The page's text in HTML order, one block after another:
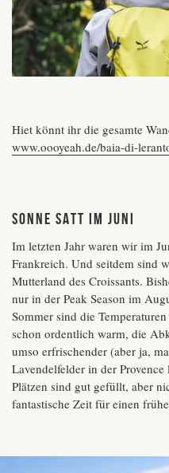
Hiet könnt ihr die gesamte
www.oooyeah.de/baia-di-
Sonne satt im Juni
Im letzten Jahr waren wir im
Frankreich. Und seitdem sind
Mutterland des Croissants.
nur in der Peak Season im
Sommer sind die
schon ordentlich warm, die
umso erfrischender (aber ja,
Lavendelfelder in der
Plätzen sind gut gefüllt, aber
fantastische Zeit für einen